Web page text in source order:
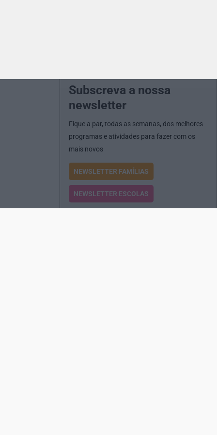
Subscreva a nossa
newsletter
Fique a par, todas as semanas, dos melhores
programas e atividades para fazer com os
mais novos
NEWSLETTER FAMÍLIAS
NEWSLETTER ESCOLAS